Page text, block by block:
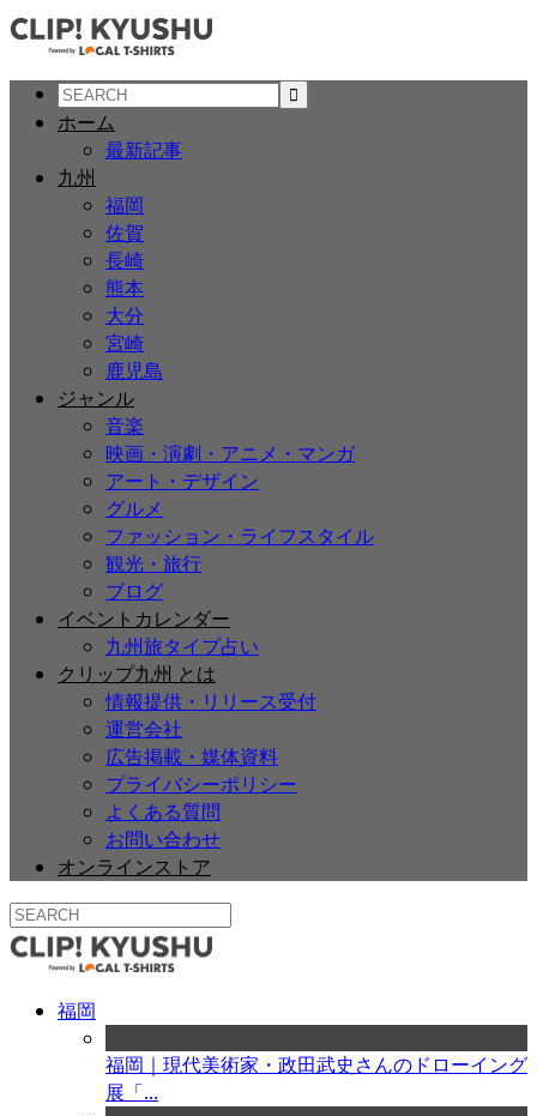
ホーム
最新記事
九州
福岡
佐賀
長崎
熊本
大分
宮崎
鹿児島
ジャンル
音楽
映画・演劇・アニメ・マンガ
アート・デザイン
グルメ
ファッション・ライフスタイル
観光・旅行
ブログ
イベントカレンダー
九州旅タイプ占い
クリップ九州 とは
情報提供・リリース受付
運営会社
広告掲載・媒体資料
プライバシーポリシー
よくある質問
お問い合わせ
オンラインストア
福岡
福岡｜現代美術家・政田武史さんのドローイング
展「...